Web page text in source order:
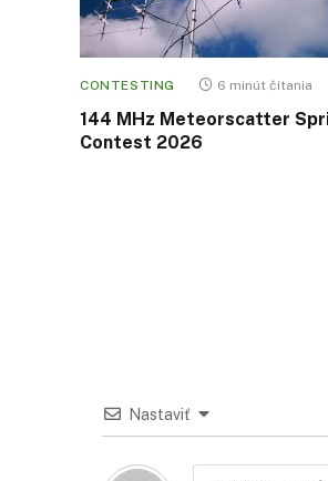
CONTESTING 6 minút čítania
144 MHz Meteorscatter
Contest 2026
Nastaviť